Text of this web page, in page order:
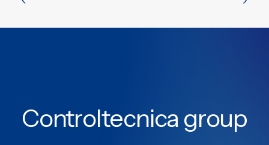
Controltecnica group